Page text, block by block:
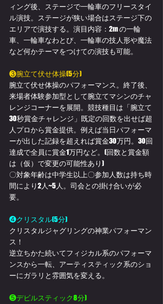
ィング後、ステージで一輪車のフリースタイ
ル演技。ステージが狭い場合はステージ下の
エリアで演技する。演目内容：2m の一輪
車、一輪車なわとび、一輪車の技人形や魔法
など何かテーマをつけての演技も可能。
❸腕立て伏せ体操(5分)
腕立て伏せ体操のパフォーマンス。終了後、
来場者体験参加型として腕立てマシンのチャ
レンジコーナーを展開。競技種目は「腕立て
30秒賞金チャレンジ」既定の回数を出せば超
人プロから賞金提供。例えば当日パフォーマ
ーが出した記録を超えれば賞金30万円。30回
達成で全員に賞金1万円など。(回数と賞金額
は（仮）で変更の可能性あり)
〇対象年齢は中学生以上〇参加人数は持ち時
間により2人~5人。司会との掛け合いが必
要。
❹クリスタル(5分)
クリスタルジャグリングの神業パフォーマン
ス！
逆立ちかた続いてフィジカル系のパフォーマ
ンスから一転、アーティスティック系のショ
ーにガラリと雰囲気を変える。
❺デビルスティック8分)